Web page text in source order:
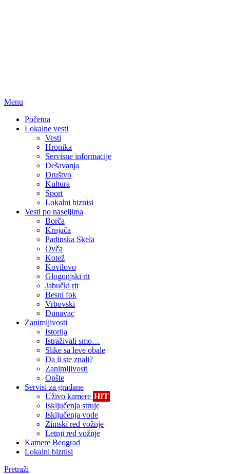
Menu
Početna
Lokalne vesti
Vesti
Hronika
Servisne informacije
Dešavanja
Društvo
Kultura
Sport
Lokalni biznisi
Vesti po naseljima
Borča
Krnjača
Padinska Skela
Ovča
Kotež
Kovilovo
Glogonjski rit
Jabučki rit
Besni fok
Vrbovski
Dunavac
Zanimljivosti
Istorija
Istraživali smo…
Slike sa leve obale
Da li ste znali?
Zanimljivosti
Opšte
Servisi za građane
Uživo kamere HIT
Isključenja struje
Isključenja vode
Zimski red vožnje
Letnji red vožnje
Kamere Beograd
Lokalni biznisi
Pretraži